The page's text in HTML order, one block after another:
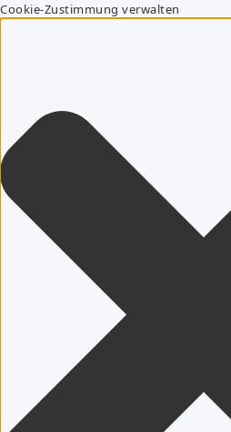
Cookie-Zustimmung verwalten